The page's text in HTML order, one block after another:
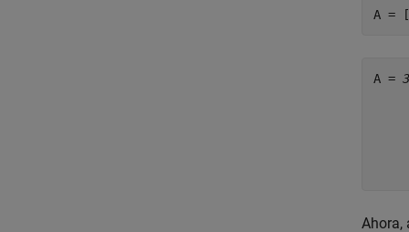
A =
A =
Ahora,